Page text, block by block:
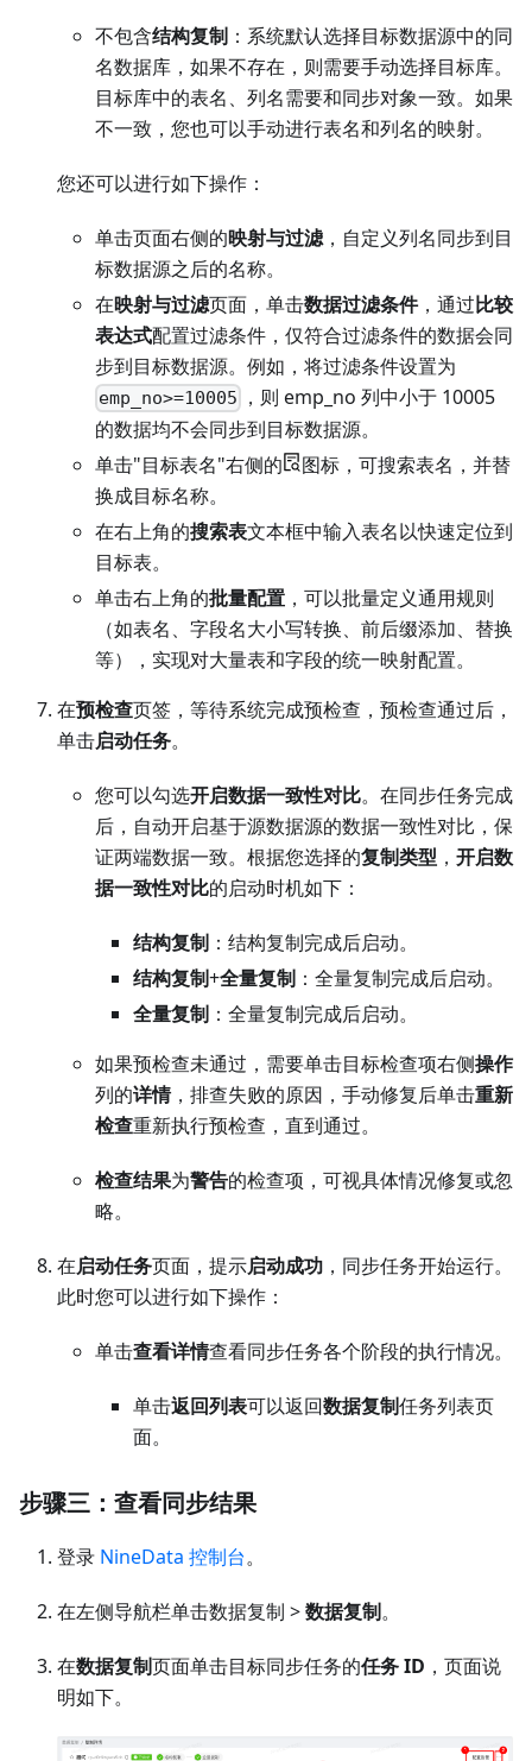
不包含结构复制 ：系统默认选择目标数据源中的同
名数据库，如果不存在，则需要手动选择目标库。
目标库中的表名、列名需要和同步对象一致。如果
不一致，您也可以手动进行表名和列名的映射。
您还可以进行如下操作：
单击页面右侧的映射与过滤，自定义列名同步到目
标数据源之后的名称。
在映射与过滤页面，单击数据过滤条件，通过比较
表达式配置过滤条件，仅符合过滤条件的数据会同
步到目标数据源。例如，将过滤条件设置为
emp_no>=10005
，则 emp_no 列中小于 10005
的数据均不会同步到目标数据源。
单击"目标表名"右侧的
图标，可搜索表名，并替
换成目标名称。
在右上角的搜索表文本框中输入表名以快速定位到
目标表。
单击右上角的批量配置 ，可以批量定义通用规则
（如表名、字段名大小写转换、前后缀添加、替换
等），实现对大量表和字段的统一映射配置。
在预检查页签，等待系统完成预检查，预检查通过后，
单击启动任务。
您可以勾选开启数据一致性对比。在同步任务完成
后，自动开启基于源数据源的数据一致性对比，保
证两端数据一致。根据您选择的复制类型 ， 开启数
据一致性对比的启动时机如下：
结构复制 ：结构复制完成后启动。
结构复制+全量复制 ：全量复制完成后启动。
全量复制 ：全量复制完成后启动。
如果预检查未通过，需要单击目标检查项右侧操作
列的详情，排查失败的原因，手动修复后单击重新
检查重新执行预检查，直到通过。
检查结果为警告的检查项，可视具体情况修复或忽
略。
在启动任务页面，提示启动成功 ，同步任务开始运行。
此时您可以进行如下操作：
单击查看详情查看同步任务各个阶段的执行情况。
单击返回列表可以返回数据复制任务列表页
面。
步骤三：查看同步结果
登录 NineData 控制台。
在左侧导航栏单击数据复制 >数据复制。
在数据复制页面单击目标同步任务的任务 ID ，页面说
明如下。